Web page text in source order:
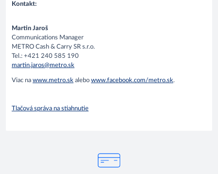
Kontakt:
Martin Jaroš
Communications Manager
METRO Cash & Carry SR s.r.o.
Tel.: +421 240 585 190
martin.jaros@metro.sk
Viac na www.metro.sk alebo www.facebook.com/metro.sk.
Tlačová správa na stiahnutie